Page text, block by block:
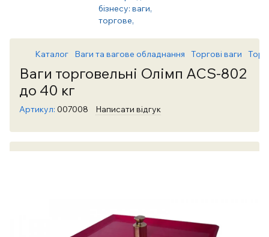
Каталог Ваги та вагове обладнання Торгові ваги
Ваги торговельні Олімп ACS-802
до 40 кг
Артикул: 007008 Написати відгук